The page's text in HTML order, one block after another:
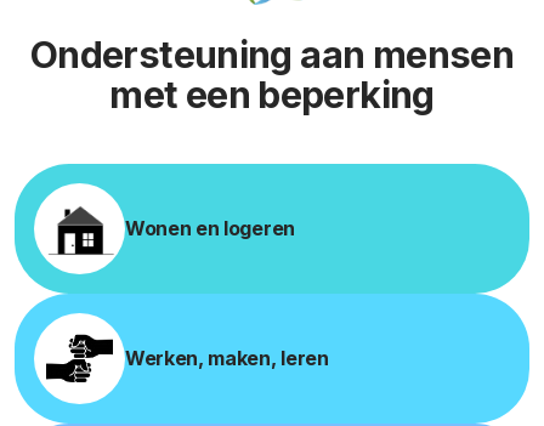
Ondersteuning aan mensen
met een beperking
Wonen en logeren
Werken, maken, leren